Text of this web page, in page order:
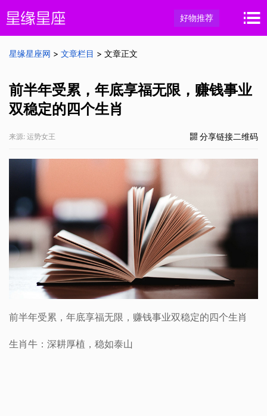
好物推荐
星缘星座网 > 文章栏目 > 文章正文
前半年受累，年底享福无限，赚钱事业
双稳定的四个生肖
来源: 运势女王 分享链接二维码
前半年受累，年底享福无限，赚钱事业双稳定的四个生肖
生肖牛：深耕厚植，稳如泰山